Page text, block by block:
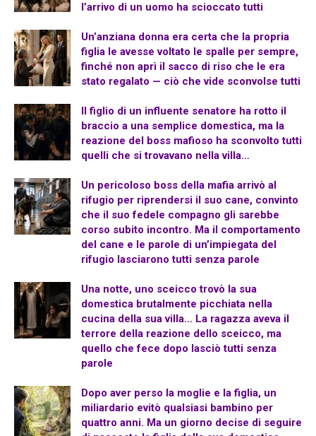
l’arrivo di un uomo ha scioccato tutti
Un’anziana donna era certa che la propria
figlia le avesse voltato le spalle per sempre,
finché non aprì il sacco di riso che le era
stato regalato — ciò che vide sconvolse tutti
Il figlio di un influente senatore ha rotto il
braccio a una semplice domestica, ma la
reazione del boss mafioso ha sconvolto tutti
quelli che si trovavano nella villa…
Un pericoloso boss della mafia arrivò al
rifugio per riprendersi il suo cane, convinto
che il suo fedele compagno gli sarebbe
corso subito incontro. Ma il comportamento
del cane e le parole di un’impiegata del
rifugio lasciarono tutti senza parole
Una notte, uno sceicco trovò la sua
domestica brutalmente picchiata nella
cucina della sua villa… La ragazza aveva il
terrore della reazione dello sceicco, ma
quello che fece dopo lasciò tutti senza
parole
Dopo aver perso la moglie e la figlia, un
miliardario evitò qualsiasi bambino per
quattro anni. Ma un giorno decise di seguire